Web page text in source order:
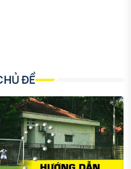
ĐỀ